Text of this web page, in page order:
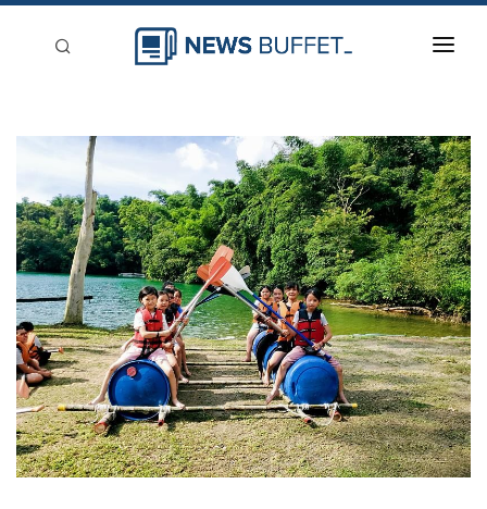
新聞稿分類
登入
刊登